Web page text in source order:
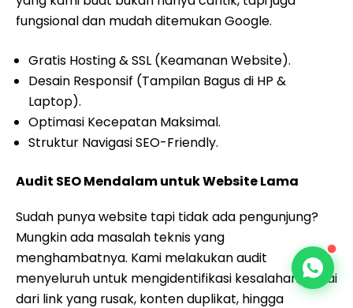
fungsional dan mudah ditemukan Google.
Gratis Hosting & SSL (Keamanan Website).
Desain Responsif (Tampilan Bagus di HP &
Laptop).
Optimasi Kecepatan Maksimal.
Struktur Navigasi SEO-Friendly.
Audit SEO Mendalam untuk Website Lama
Sudah punya website tapi tidak ada pengunjung?
Mungkin ada masalah teknis yang
menghambatnya. Kami melakukan audit
menyeluruh untuk mengidentifikasi kesalahan, mulai
dari link yang rusak, konten duplikat, hingga